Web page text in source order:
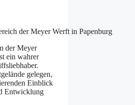
der Meyer Werft in Papenburg
der Meyer
ein wahrer
gelegen,
Einblick
Entwicklung